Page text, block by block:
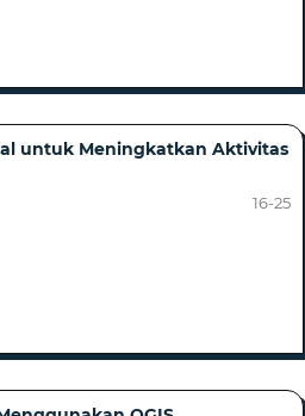
untuk Meningkatkan Aktivitas
16-25